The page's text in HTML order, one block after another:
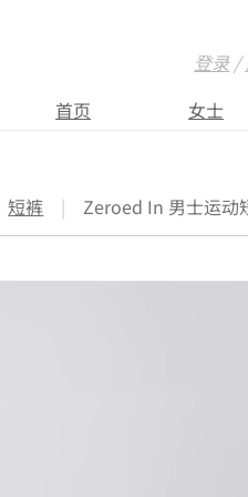
登录/
首页
女士
短裤 | Zeroed In 男士运动